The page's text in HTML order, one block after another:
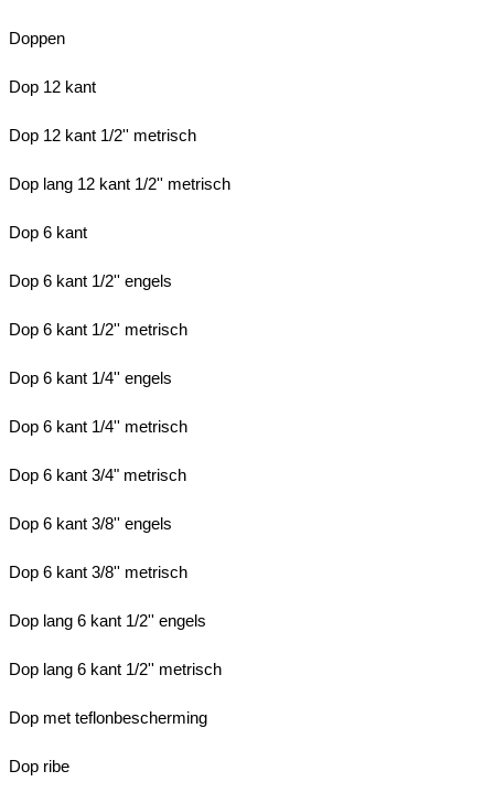
Doppen
Dop 12 kant
Dop 12 kant 1/2'' metrisch
Dop lang 12 kant 1/2'' metrisch
Dop 6 kant
Dop 6 kant 1/2'' engels
Dop 6 kant 1/2'' metrisch
Dop 6 kant 1/4'' engels
Dop 6 kant 1/4'' metrisch
Dop 6 kant 3/4" metrisch
Dop 6 kant 3/8'' engels
Dop 6 kant 3/8'' metrisch
Dop lang 6 kant 1/2'' engels
Dop lang 6 kant 1/2'' metrisch
Dop met teflonbescherming
Dop ribe